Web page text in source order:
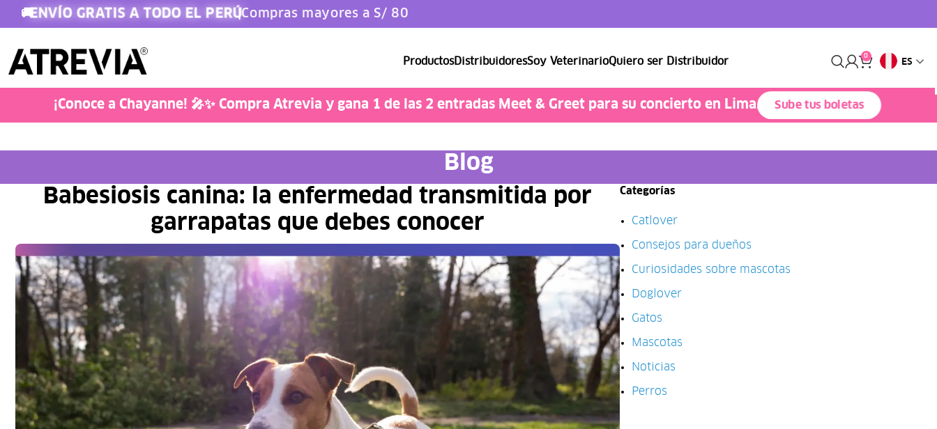
🚚ENVÍO GRATIS A TODO EL PERÚ
|Compras mayores a S/ 80
ProductosDistribuidoresSoy VeterinarioQuiero ser Distribuidor 0
ES
¡Conoce a Chayanne! 🎤✨ Compra Atrevia y gana 1 de las 2 entradas Meet & Greet para su concierto en Lima. Sube tus boletas
Blog
Babesiosis canina: la enfermedad transmitida por
garrapatas que debes conocer
Categorías
Catlover
Consejos para dueños
Curiosidades sobre mascotas
Doglover
Gatos
Mascotas
Noticias
Perros